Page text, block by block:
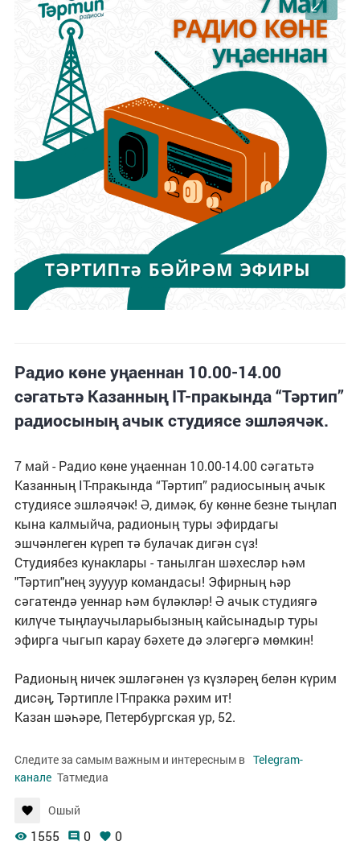
Радио көне уңаеннан 10.00-14.00
сәгатьтә Казанның IT-пракында “Тәртип”
радиосының ачык студиясе эшләячәк.
7 май - Радио көне уңаеннан 10.00-14.00 сәгатьтә
Казанның IT-пракында “Тәртип” радиосының ачык
студиясе эшләячәк! Ә, димәк, бу көнне безне тыңлап
кына калмыйча, радионың туры эфирдагы
эшчәнлеген күреп тә булачак дигән сүз!
Студиябез кунаклары - танылган шәхесләр һәм
"Тәртип"нең зуууур командасы! Эфирның һәр
сәгатендә уеннар һәм бүләкләр! Ә ачык студиягә
килүче тыңлаучыларыбызның кайсынадыр туры
эфирга чыгып карау бәхете дә эләгергә мөмкин!
Радионың ничек эшләгәнен үз күзләрең белән күрим
дисәң, Тәртипле IT-пракка рәхим ит!
Казан шәһәре, Петербургская ур, 52.
Следите за самым важным и интересным в Telegram-
канале Татмедиа
Ошый
1555 0 0